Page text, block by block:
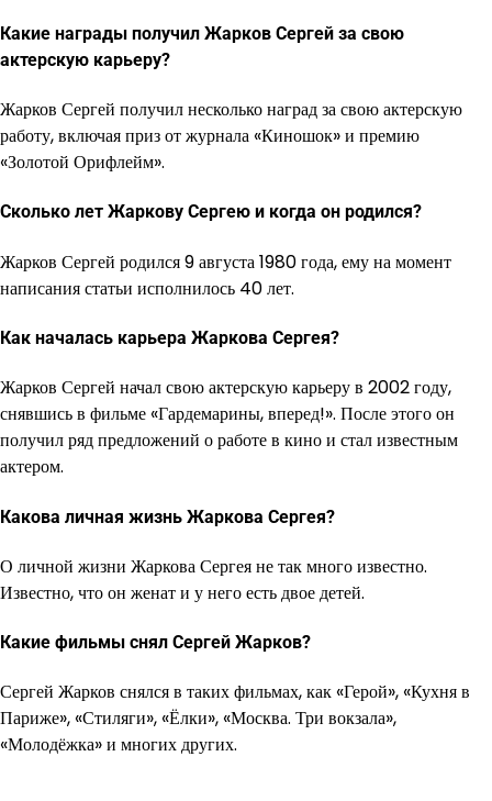
Какие награды получил Жарков Сергей за свою
актерскую карьеру?
Жарков Сергей получил несколько наград за свою актерскую
работу, включая приз от журнала «Киношок» и премию
«Золотой Орифлейм».
Сколько лет Жаркову Сергею и когда он родился?
Жарков Сергей родился 9 августа 1980 года, ему на момент
написания статьи исполнилось 40 лет.
Как началась карьера Жаркова Сергея?
Жарков Сергей начал свою актерскую карьеру в 2002 году,
снявшись в фильме «Гардемарины, вперед!». После этого он
получил ряд предложений о работе в кино и стал известным
актером.
Какова личная жизнь Жаркова Сергея?
О личной жизни Жаркова Сергея не так много известно.
Известно, что он женат и у него есть двое детей.
Какие фильмы снял Сергей Жарков?
Сергей Жарков снялся в таких фильмах, как «Герой», «Кухня в
Париже», «Стиляги», «Ёлки», «Москва. Три вокзала»,
«Молодёжка» и многих других.